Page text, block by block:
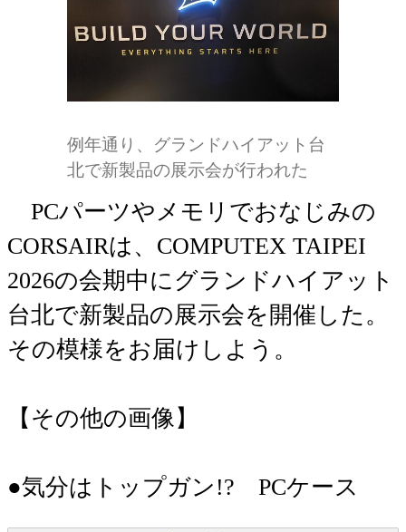
例年通り、グランドハイアット台
北で新製品の展示会が行われた
PCパーツやメモリでおなじみの
CORSAIRは、COMPUTEX TAIPEI
2026の会期中にグランドハイアット
台北で新製品の展示会を開催した。
その模様をお届けしよう。
【その他の画像】
●気分はトップガン!? PCケース